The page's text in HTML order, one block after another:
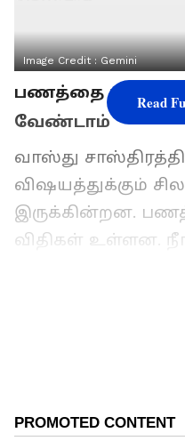
Image Credit :Gemini
பணத்தை தவறான
வேண்டாம்
வாஸ்து
விஷயத்துக்கும்
இருக்கின்றன.
விதிகள் உள்ளன.
ஏசியாநெட்
Read